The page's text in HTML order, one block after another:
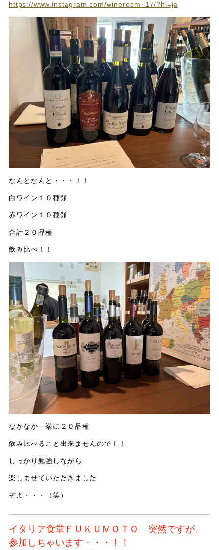
https://www.instagram.com/wineroom_17/?hl=ja
なんとなんと・・・！！
白ワイン１０種類
赤ワイン１０種類
合計２０品種
飲み比べ！！
なかなか一挙に２０品種
飲み比べること出来ませんので！！
しっかり勉強しながら
楽しませていただきました
ぞよ・・・（笑）
イタリア食堂ＦＵＫＵＭＯＴＯ 突然ですが、
参加しちゃいます・・・！！